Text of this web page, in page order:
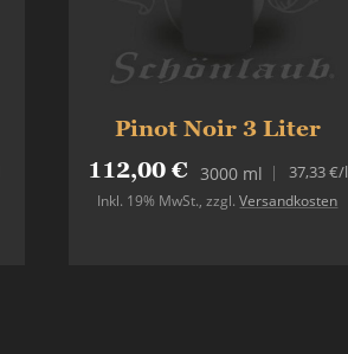
Pinot Noir 3 Liter
112,00 € 3000 ml
Inkl. 19% MwSt.,zzgl.Versandkosten
37,33 €/l